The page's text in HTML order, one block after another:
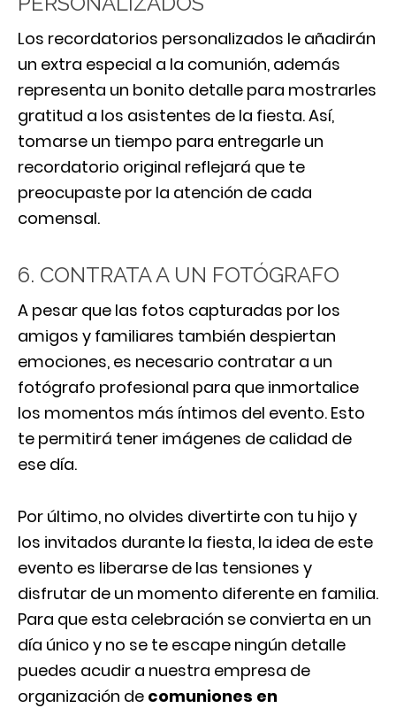
Los recordatorios personalizados le añadirán
un extra especial a la comunión, además
representa un bonito detalle para mostrarles
gratitud a los asistentes de la fiesta. Así,
tomarse un tiempo para entregarle un
recordatorio original reflejará que te
preocupaste por la atención de cada
comensal.
6. CONTRATA A UN FOTÓGRAFO
A pesar que las fotos capturadas por los
amigos y familiares también despiertan
emociones, es necesario contratar a un
fotógrafo profesional para que inmortalice
los momentos más íntimos del evento. Esto
te permitirá tener imágenes de calidad de
ese día.
Por último, no olvides divertirte con tu hijo y
los invitados durante la fiesta, la idea de este
evento es liberarse de las tensiones y
disfrutar de un momento diferente en familia.
Para que esta celebración se convierta en un
día único y no se te escape ningún detalle
puedes acudir a nuestra empresa de
organización de comuniones en